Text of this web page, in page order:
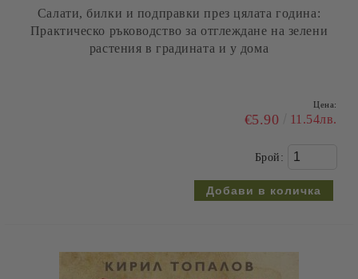
Салати, билки и подправки през цялата година:
Практическо ръководство за отглеждане на зелени
растения в градината и у дома
Цена:
€5.90 11.54лв.
Брой: